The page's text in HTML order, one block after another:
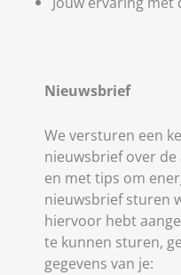
Nieuwsbrief
We versturen een
nieuwsbrief over
en met tips om
nieuwsbrief sturen
hiervoor hebt
te kunnen sturen,
gegevens van je: